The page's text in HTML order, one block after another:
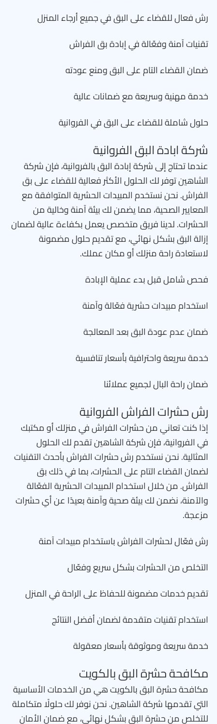
رش فعال للقضاء على البق في جميع أرجاء المنزل
تقنيات آمنة وفعّالة في إبادة بق الفراش
ضمان القضاء التام على البق ومنع عودته
خدمة مهنية وسريعة مع ضمانات عالية
حلول شاملة للقضاء على البق في الفروانية
شركة ابادة البق الفروانية
عندما تحتاج إلى شركة إبادة البق بالفروانية، فإن شركة
الشاهين توفر لك الحلول الأكثر فعالية للقضاء على بق
الفراش. نحن نستخدم المبيدات الحشرية المتوافقة مع
المعايير الصحية، مما يضمن لك بيئة آمنة وخالية من
الحشرات. لدينا فريق متخصص يعمل بكفاءة عالية لضمان
إزالة البق بشكل نهائي، مع تقديم حلول مضمونة
لاستعادة راحة منزلك أو مكان عملك.
فحص شامل قبل بدء عملية الإبادة
استخدام مبيدات حشرية فعّالة وآمنة
ضمان عدم عودة البق بعد المعالجة
خدمة سريعة واحترافية بأسعار تنافسية
ضمان راحة البال لجميع عملائنا
رش حشرات الفراش الفروانية
إذا كنت تعاني من حشرات الفراش في منزلك أو مكتبك
في الفروانية، فإن شركة الشاهين تقدم لك الحلول
المثالية. نحن نستخدم رش حشرات الفراش بأحدث التقنيات
لضمان القضاء التام على الحشرات، بما في ذلك بق
الفراش. من خلال استخدام المبيدات الحشرية الفعّالة
والآمنة، نضمن لك بيئة صحية وآمنة بعيدًا عن أي حشرات
مزعجة.
رش فعّال لحشرات الفراش باستخدام مبيدات آمنة
التخلص من الحشرات بشكل سريع وفعّال
تقديم خدمات مضمونة للحفاظ على الراحة في المنزل
استخدام تقنيات متقدمة لضمان أفضل النتائج
خدمة سريعة وموثوقة بأسعار معقولة
مكافحة حشرة البق بالكويت
مكافحة حشرة البق بالكويت هي من الخدمات الأساسية
التي تقدمها شركة الشاهين. نحن نوفر لك حلولًا متكاملة
للتخلص من حشرة البق بشكل نهائي، مع ضمان الأمان